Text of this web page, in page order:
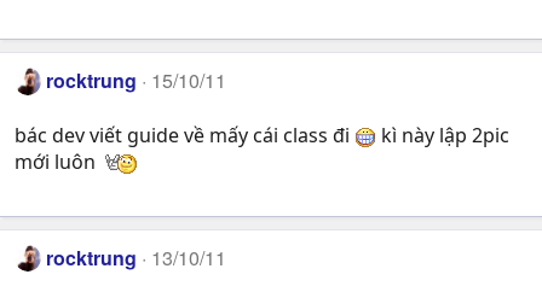
rocktrung 15/10/11
bác dev viết guide về mấy cái class đi
kì này lập 2pic
mới luôn
rocktrung 13/10/11